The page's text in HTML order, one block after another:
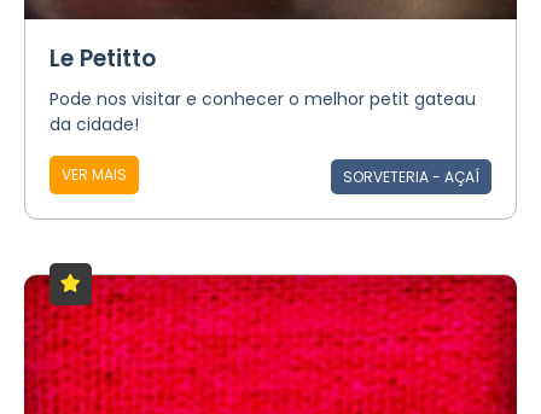
Le Petitto
Pode nos visitar e conhecer o melhor petit gateau
da cidade!⠀
VER MAIS SORVETERIA - AÇAÍ